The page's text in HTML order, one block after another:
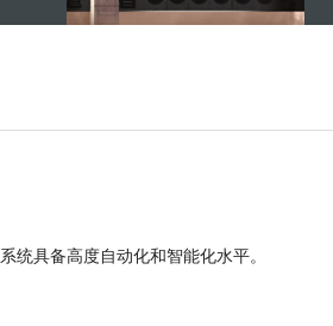
统具备高度自动化和智能化水平。